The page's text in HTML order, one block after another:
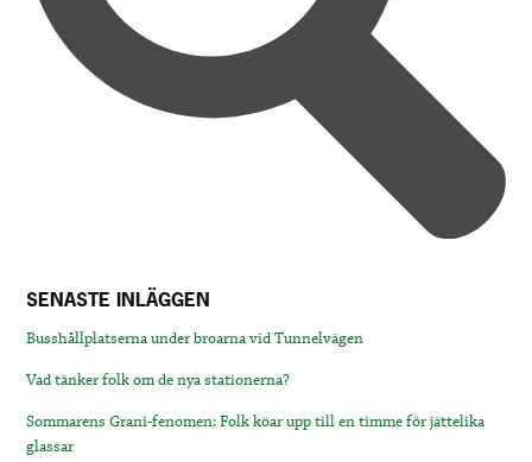
SENASTE INLÄGGEN
Busshållplatserna under broarna vid Tunnelvägen
Vad tänker folk om de nya stationerna?
Sommarens Grani-fenomen: Folk köar upp till en timme för jättelika
glassar